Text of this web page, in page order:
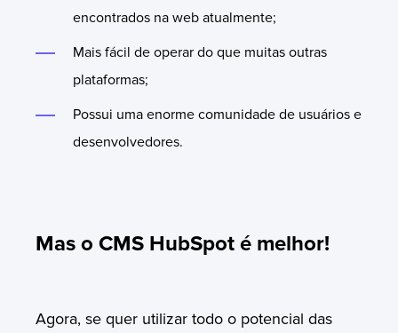
encontrados na web atualmente;
Mais fácil de operar do que muitas outras
plataformas;
Possui uma enorme comunidade de usuários e
desenvolvedores.
Mas o CMS HubSpot é melhor!
Agora, se quer utilizar todo o potencial das